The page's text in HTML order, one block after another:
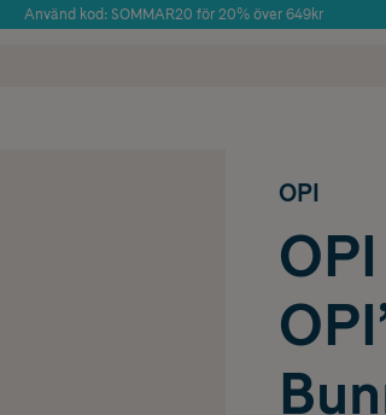
Använd kod: SOMMAR20 för 20% över 649kr
OPI